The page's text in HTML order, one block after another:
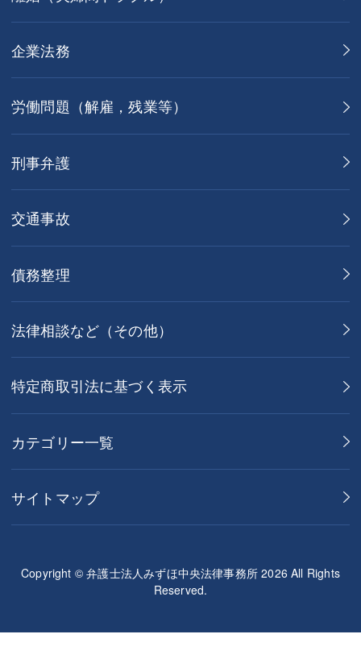
企業法務
労働問題（解雇，残業等）
刑事弁護
交通事故
債務整理
法律相談など（その他）
特定商取引法に基づく表示
カテゴリー一覧
サイトマップ
Copyright © 弁護士法人みずほ中央法律事務所 2026 All Rights
Reserved.